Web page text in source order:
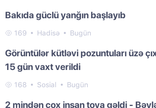
Bakıda güclü yanğın başlayıb
169 Hadisə Bugün
Görüntülər kütləvi pozuntuları üzə
15 gün vaxt verildi
168 Sosial Bugün
2 mindən çox insan toya gəldi -